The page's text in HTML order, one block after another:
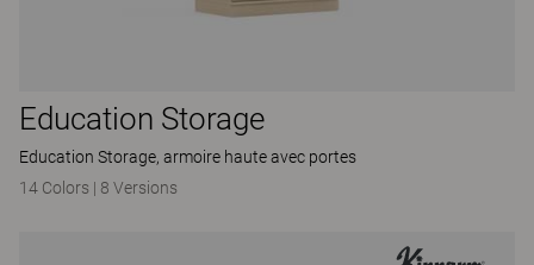
Education Storage
Education Storage, armoire haute avec portes
14 Colors | 8 Versions